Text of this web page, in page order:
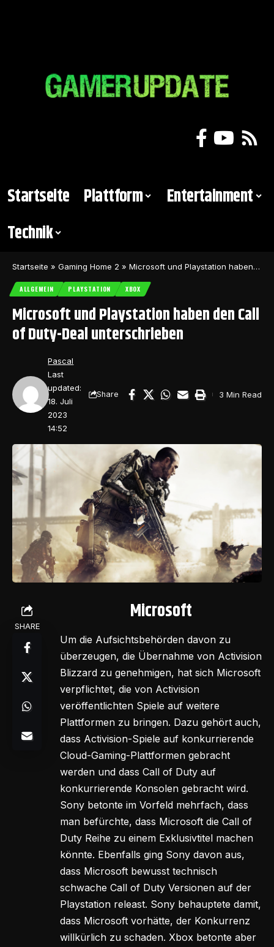
Startseite Plattform
Entertainment
Technik
Startseite » Gaming Home 2 » Microsoft und Playstation haben den Call of Duty-Deal unterschrieben
ALLGEMEIN PLAYSTATION XBOX
Microsoft und Playstation haben den Call
of Duty-Deal unterschrieben
Last
updated:
18. Juli
2023
14:52
Pascal
Share 3 Min Read
SHARE
Microsoft
Um die Aufsichtsbehörden davon zu
überzeugen, die Übernahme von Activision
Blizzard zu genehmigen, hat sich Microsoft
verpflichtet, die von Activision
veröffentlichten Spiele auf weitere
Plattformen zu bringen. Dazu gehört auch,
dass Activision-Spiele auf konkurrierende
Cloud-Gaming-Plattformen gebracht
werden und dass Call of Duty auf
konkurrierende Konsolen gebracht wird.
Sony betonte im Vorfeld mehrfach, dass
man befürchte, dass Microsoft die Call of
Duty Reihe zu einem Exklusivtitel machen
könnte. Ebenfalls ging Sony davon aus,
dass Microsoft bewusst technisch
schwache Call of Duty Versionen auf der
Playstation releast. Sony behauptete damit,
dass Microsoft vorhätte, der Konkurrenz
willkürlich zu schaden. Xbox betonte aber